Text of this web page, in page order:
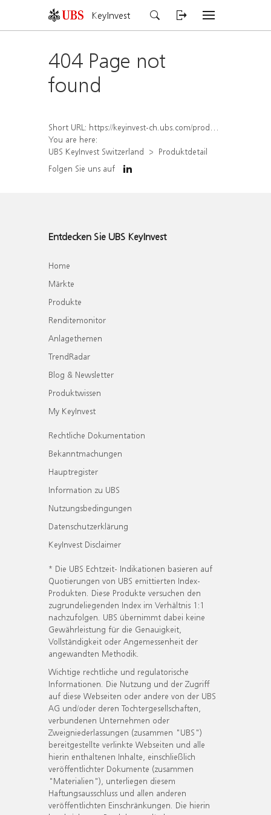
KeyInvest
404 Page not
found
Short URL: https://keyinvest-ch.ubs.com/produkt/detail/index/isin/CH1581943029
You are here:
UBS KeyInvest Switzerland
Produktdetail
Folgen Sie uns auf
Entdecken Sie UBS KeyInvest
Home
Märkte
Produkte
Renditemonitor
Anlagethemen
TrendRadar
Blog & Newsletter
Produktwissen
My KeyInvest
Rechtliche Dokumentation
Bekanntmachungen
Hauptregister
Information zu UBS
Nutzungsbedingungen
Datenschutzerklärung
KeyInvest Disclaimer
* Die UBS Echtzeit- Indikationen basieren auf
Quotierungen von UBS emittierten Index-
Produkten. Diese Produkte versuchen den
zugrundeliegenden Index im Verhältnis 1:1
nachzufolgen. UBS übernimmt dabei keine
Gewährleistung für die Genauigkeit,
Vollständigkeit oder Angemessenheit der
angewandten Methodik.
Wichtige rechtliche und regulatorische
Informationen. Die Nutzung und der Zugriff
auf diese Webseiten oder andere von der UBS
AG und/oder deren Tochtergesellschaften,
verbundenen Unternehmen oder
Zweigniederlassungen (zusammen "UBS")
bereitgestellte verlinkte Webseiten und alle
hierin enthaltenen Inhalte, einschließlich
veröffentlichter Dokumente (zusammen
"Materialien"), unterliegen diesem
Haftungsausschluss und allen anderen
veröffentlichten Einschränkungen. Die hierin